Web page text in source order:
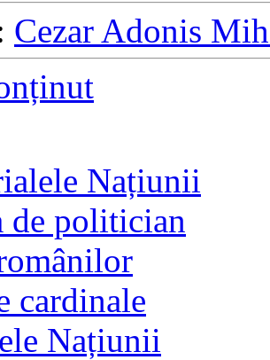
Cezar Adonis
Națiunii
de politician
cardinale
Națiunii